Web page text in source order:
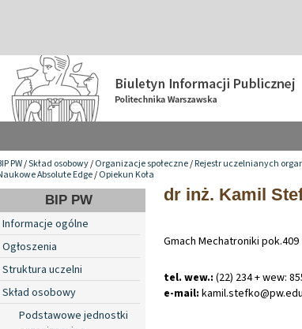
PW/Skład osobowy/Organizacje społeczne/Rejestr uczelnianych
Absolute Edge/Opiekun Koła
BIP PW
Informacje ogólne
Ogłoszenia
Struktura uczelni
Skład osobowy
Podstawowe jednostki
dr inż. Kamil
Gmach Mechatroniki pok.409
tel. wew.: (22) 234 + wew:
e-mail: kamil.stefko@pw.edu